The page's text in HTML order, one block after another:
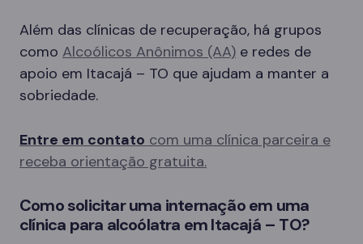
Além das clínicas de recuperação, há grupos
como Alcoólicos Anônimos (AA) e redes de
apoio em Itacajá – TO que ajudam a manter a
sobriedade.
Entre em contato com uma clínica parceira e
receba orientação gratuita.
Como solicitar uma internação em uma
clínica para alcoólatra em Itacajá – TO?